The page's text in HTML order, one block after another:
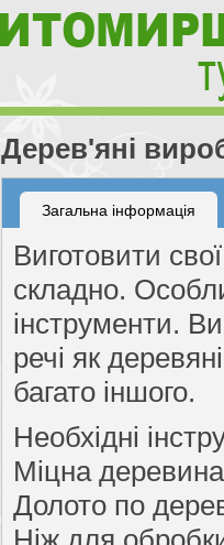
Дерев'яні
Загальна інформація
Виготовити
складно.
інструменти.
речі як
багато іншого.
Необхідні
Міцна
Долото по